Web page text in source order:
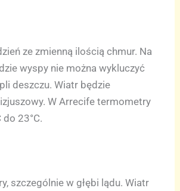
ze zmienną ilością chmur. Na
wyspy nie można wykluczyć
deszczu. Wiatr będzie
W Arrecife termometry
23°C.
szczególnie w głębi lądu. Wiatr